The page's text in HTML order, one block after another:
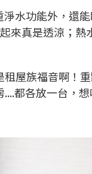
水功能外，還
來真是透涼；
屋族福音啊！
都各放一台，